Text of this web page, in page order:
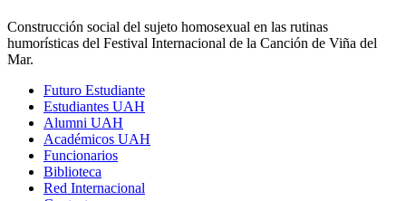
Construcción social del sujeto homosexual en las rutinas
humorísticas del Festival Internacional de la Canción de Viña del
Mar.
Futuro Estudiante
Estudiantes UAH
Alumni UAH
Académicos UAH
Funcionarios
Biblioteca
Red Internacional